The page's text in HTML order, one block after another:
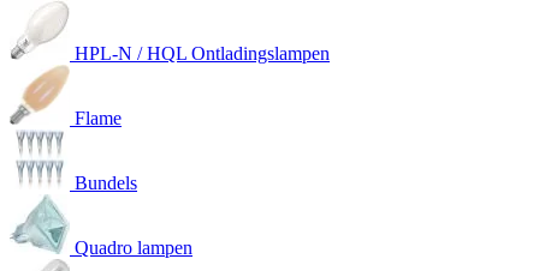
HPL-N / HQL Ontladingslampen
Flame
Bundels
Quadro lampen